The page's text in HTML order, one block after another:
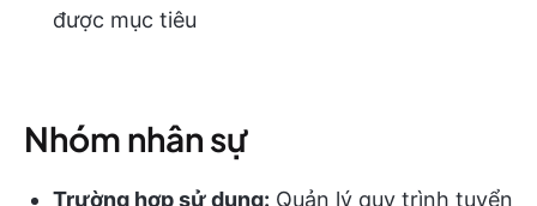
được mục tiêu
Nhóm nhân sự
Trường hợp sử dụng: Quản lý quy trình tuyển